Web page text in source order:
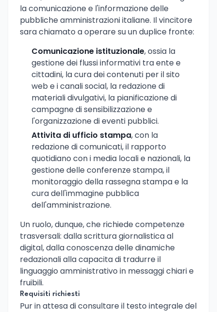
la comunicazione e l'informazione delle
pubbliche amministrazioni italiane. Il vincitore
sara chiamato a operare su un duplice fronte:
Comunicazione istituzionale, ossia la
gestione dei flussi informativi tra ente e
cittadini, la cura dei contenuti per il sito
web e i canali social, la redazione di
materiali divulgativi, la pianificazione di
campagne di sensibilizzazione e
l'organizzazione di eventi pubblici.
Attivita di ufficio stampa, con la
redazione di comunicati, il rapporto
quotidiano con i media locali e nazionali, la
gestione delle conferenze stampa, il
monitoraggio della rassegna stampa e la
cura dell'immagine pubblica
dell'amministrazione.
Un ruolo, dunque, che richiede competenze
trasversali: dalla scrittura giornalistica al
digital, dalla conoscenza delle dinamiche
redazionali alla capacita di tradurre il
linguaggio amministrativo in messaggi chiari e
fruibili.
Requisiti richiesti
Pur in attesa di consultare il testo integrale del